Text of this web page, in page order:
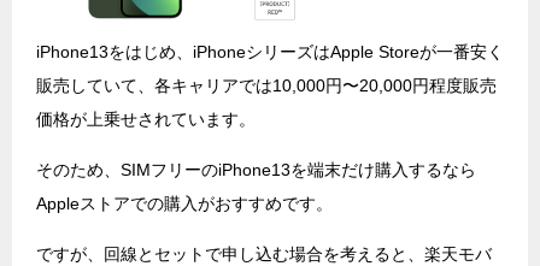
iPhone13をはじめ、iPhoneシリーズはApple Storeが一番安く
販売していて、各キャリアでは10,000円〜20,000円程度販売
価格が上乗せされています。
そのため、SIMフリーのiPhone13を端末だけ購入するなら
Appleストアでの購入がおすすめです。
ですが、回線とセットで申し込む場合を考えると、楽天モバ